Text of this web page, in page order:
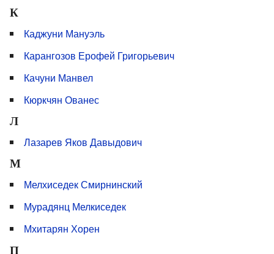
К
Каджуни Мануэль
Карангозов Ерофей Григорьевич
Качуни Манвел
Кюркчян Ованес
Л
Лазарев Яков Давыдович
М
Мелхиседек Смирнинский
Мурадянц Мелкиседек
Мхитарян Хорен
П